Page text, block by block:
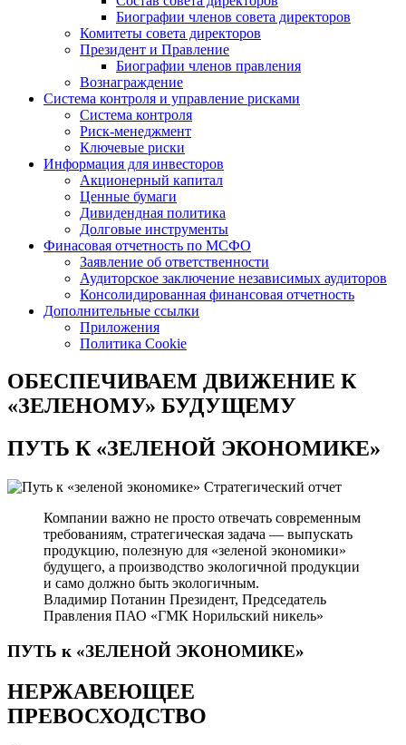
Биографии членов совета директоров
Комитеты совета директоров
Президент и Правление
Биографии членов правления
Вознаграждение
Система контроля и управление рисками
Система контроля
Риск-менеджмент
Ключевые риски
Информация для инвесторов
Акционерный капитал
Ценные бумаги
Дивидендная политика
Долговые инструменты
Финасовая отчетность по МСФО
Заявление об ответственности
Аудиторское заключение независимых аудиторов
Консолидированная финансовая отчетность
Дополнительные ссылки
Приложения
Политика Cookie
ОБЕСПЕЧИВАЕМ ДВИЖЕНИЕ К
«ЗЕЛЕНОМУ» БУДУЩЕМУ
ПУТЬ К«ЗЕЛЕНОЙ ЭКОНОМИКЕ»
Стратегический отчет
Компании важно не просто отвечать современным
требованиям, стратегическая задача — выпускать
продукцию, полезную для «зеленой экономики»
будущего, а производство экологичной продукции
и само должно быть экологичным.
Владимир Потанин Президент, Председатель
Правления ПАО «ГМК Норильский никель»
ПУТЬ к «ЗЕЛЕНОЙ ЭКОНОМИКЕ»
НЕРЖАВЕЮЩЕЕ
ПРЕВОСХОДСТВО